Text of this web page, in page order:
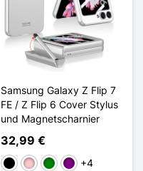
Samsung Galaxy Z Flip 7
FE / Z Flip 6 Cover Stylus
und Magnetscharnier
32,99 €
Schwarz
PinkGrünViolett
+4